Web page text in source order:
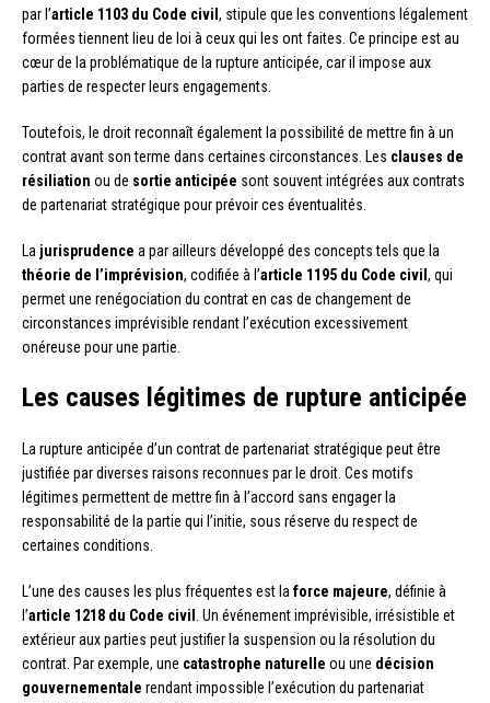
par l’article 1103 du Code civil, stipule que les conventions légalement
formées tiennent lieu de loi à ceux qui les ont faites. Ce principe est au
cœur de la problématique de la rupture anticipée, car il impose aux
parties de respecter leurs engagements.
Toutefois, le droit reconnaît également la possibilité de mettre fin à un
contrat avant son terme dans certaines circonstances. Les clauses de
résiliation ou de sortie anticipée sont souvent intégrées aux contrats
de partenariat stratégique pour prévoir ces éventualités.
La jurisprudence a par ailleurs développé des concepts tels que la
théorie de l’imprévision, codifiée à l’article 1195 du Code civil, qui
permet une renégociation du contrat en cas de changement de
circonstances imprévisible rendant l’exécution excessivement
onéreuse pour une partie.
Les causes légitimes de rupture anticipée
La rupture anticipée d’un contrat de partenariat stratégique peut être
justifiée par diverses raisons reconnues par le droit. Ces motifs
légitimes permettent de mettre fin à l’accord sans engager la
responsabilité de la partie qui l’initie, sous réserve du respect de
certaines conditions.
L’une des causes les plus fréquentes est la force majeure, définie à
l’article 1218 du Code civil . Un événement imprévisible, irrésistible et
extérieur aux parties peut justifier la suspension ou la résolution du
contrat. Par exemple, une catastrophe naturelle ou une décision
gouvernementale rendant impossible l’exécution du partenariat